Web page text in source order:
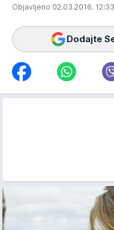
Objavljeno 02.03.2016.
Dodajte